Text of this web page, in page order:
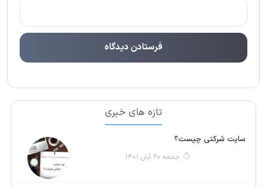
تازه های خبری
سایت شرکتی چیست؟
جمعه 20 آبان 1401